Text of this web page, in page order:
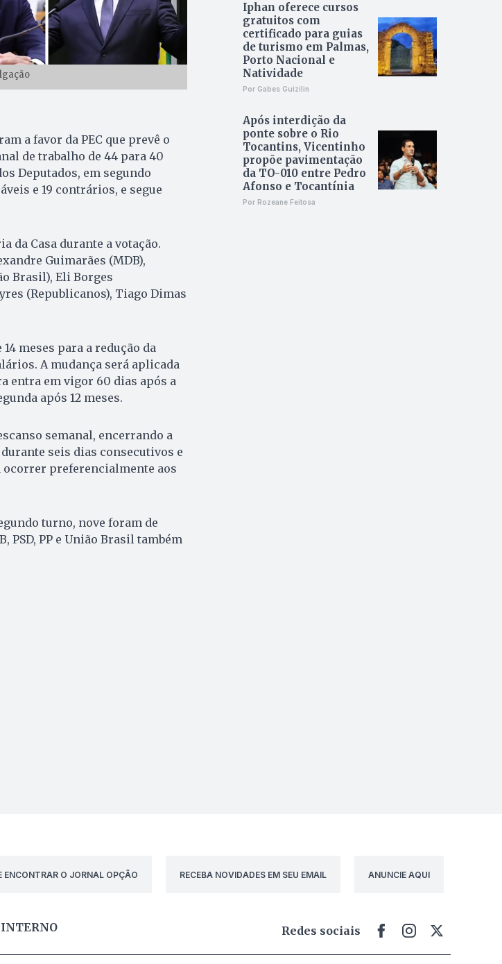
a favor da PEC que prevê o
de trabalho de 44 para 40
Deputados, em segundo
e 19 contrários, e segue
da Casa durante a votação.
Guimarães (MDB),
Brasil), Eli Borges
(Republicanos), Tiago Dimas
meses para a redução da
A mudança será aplicada
entra em vigor 60 dias após a
após 12 meses.
semanal, encerrando a
seis dias consecutivos e
ocorrer preferencialmente aos
turno, nove foram de
PSD, PP e União Brasil também
Iphan oferece cursos
gratuitos com
certificado para guias
de turismo em Palmas,
Porto Nacional e
Natividade
Por Gabes Guizilin
Após interdição da
ponte sobre o Rio
Tocantins, Vicentinho
propõe pavimentação
da TO-010 entre Pedro
Afonso e Tocantínia
Por Rozeane Feitosa
ENCONTRAR O JORNAL OPÇÃO
RECEBA NOVIDADES EM SEU EMAIL ANUNCIE AQUI
INTERNO Redes sociais